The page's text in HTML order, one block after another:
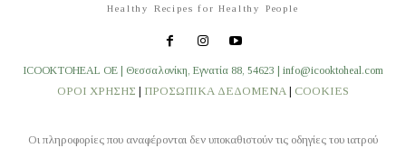
Healthy Recipes for Healthy People
ICOOKTOHEAL OE | Θεσσαλονίκη, Εγνατία 88, 54623 | info@icooktoheal.com
ΟΡΟΙ ΧΡΗΣΗΣ | ΠΡΟΣΩΠΙΚΑ ΔΕΔΟΜΕΝΑ | COOKIES
Οι πληροφορίες που αναφέρονται δεν υποκαθιστούν τις οδηγίες του ιατρού